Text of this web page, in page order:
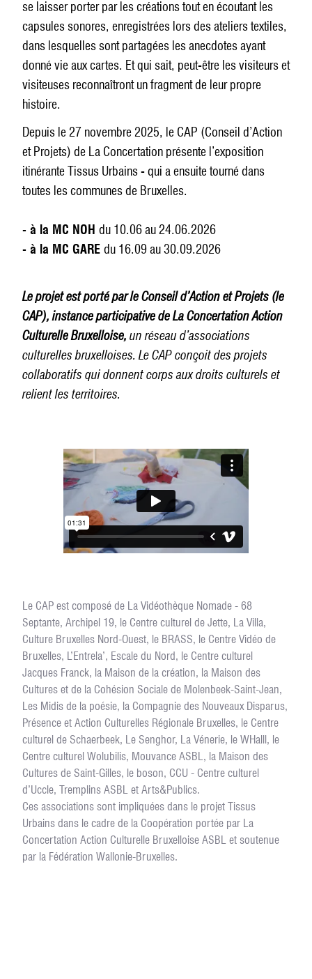
se laisser porter par les créations tout en écoutant les
capsules sonores, enregistrées lors des ateliers textiles,
dans lesquelles sont partagées les anecdotes ayant
donné vie aux cartes. Et qui sait, peut-être les visiteurs et
visiteuses reconnaîtront un fragment de leur propre
histoire.
Depuis le 27 novembre 2025, le CAP (Conseil d’Action
et Projets) de La Concertation présente l’exposition
itinérante Tissus Urbains - qui a ensuite tourné dans
toutes les communes de Bruxelles.
- à la MC NOH du 10.06 au 24.06.2026
- à la MC GARE du 16.09 au 30.09.2026
Le projet est porté par le Conseil d’Action et Projets (le
CAP), instance participative de La Concertation Action
Culturelle Bruxelloise, un réseau d’associations
culturelles bruxelloises. Le CAP conçoit des projets
collaboratifs qui donnent corps aux droits culturels et
relient les territoires.
Le CAP est composé de La Vidéothèque Nomade - 68
Septante, Archipel 19, le Centre culturel de Jette, La Villa,
Culture Bruxelles Nord-Ouest, le BRASS, le Centre Vidéo de
Bruxelles, L’Entrela’, Escale du Nord, le Centre culturel
Jacques Franck, la Maison de la création, la Maison des
Cultures et de la Cohésion Sociale de Molenbeek-Saint-Jean,
Les Midis de la poésie, la Compagnie des Nouveaux Disparus,
Présence et Action Culturelles Régionale Bruxelles, le Centre
culturel de Schaerbeek, Le Senghor, La Vénerie, le WHalll, le
Centre culturel Wolubilis, Mouvance ASBL, la Maison des
Cultures de Saint-Gilles, le boson, CCU - Centre culturel
d’Uccle, Tremplins ASBL et Arts&Publics.
Ces associations sont impliquées dans le projet Tissus
Urbains dans le cadre de la Coopération portée par La
Concertation Action Culturelle Bruxelloise ASBL et soutenue
par la Fédération Wallonie-Bruxelles.